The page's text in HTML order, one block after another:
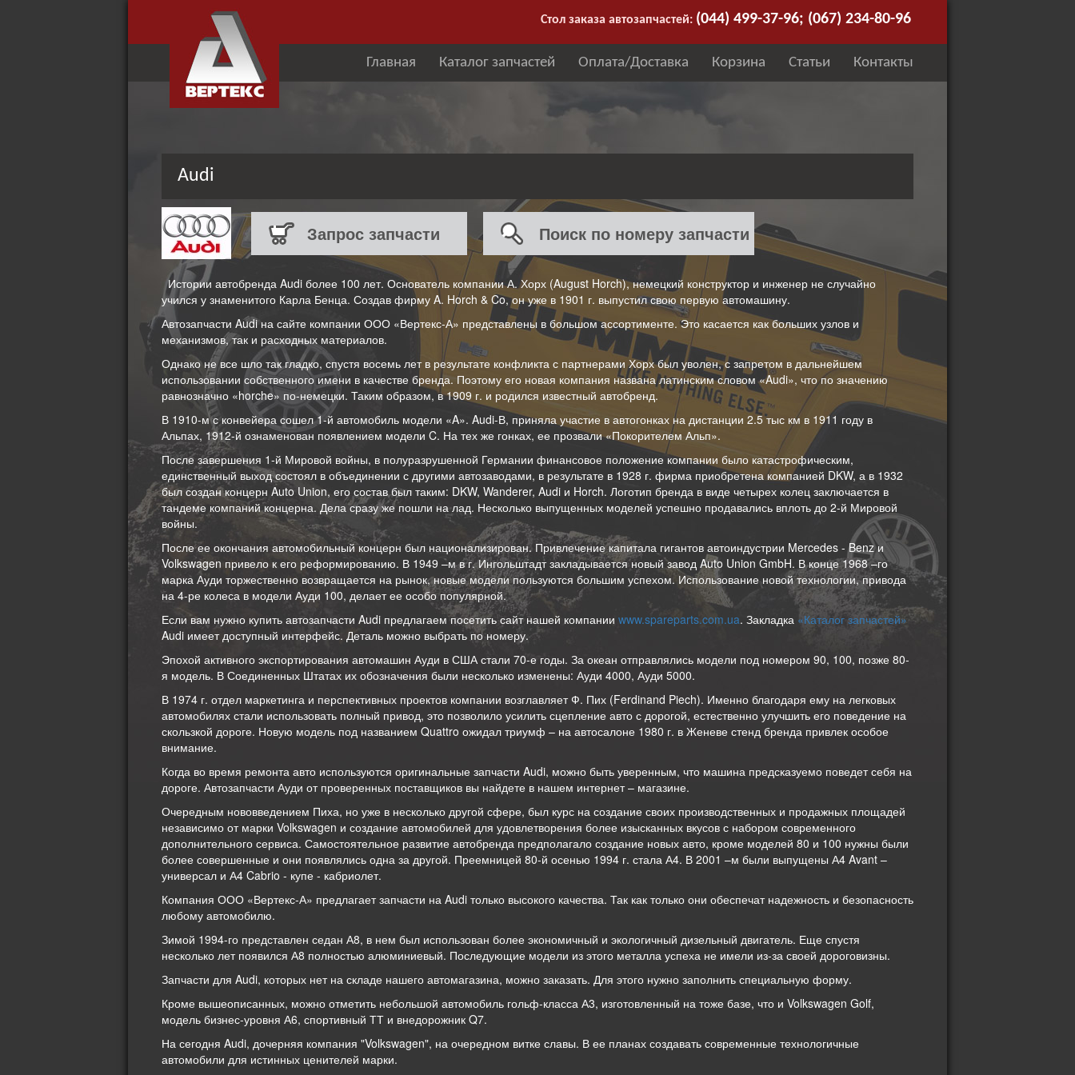
Стол заказа автозапчастей: (044) 499-37-96; (067) 234-80-96
Главная Каталог запчастей Оплата/Доставка Корзина Статьи Контакты
Audi
Запрос запчасти Поиск по номеру запчасти
Истории автобренда Audi более 100 лет. Основатель компании А. Хорх (August Horch), немецкий конструктор и инженер не случайно
учился у знаменитого Карла Бенца. Создав фирму A. Horch & Co, он уже в 1901 г. выпустил свою первую автомашину.
Автозапчасти Audi на сайте компании ООО «Вертекс-А» представлены в большом ассортименте. Это касается как больших узлов и
механизмов, так и расходных материалов.
Однако не все шло так гладко, спустя восемь лет в результате конфликта с партнерами Хорх был уволен, с запретом в дальнейшем
использовании собственного имени в качестве бренда. Поэтому его новая компания названа латинским словом «Audi», что по значению
равнозначно «horche» по-немецки. Таким образом, в 1909 г. и родился известный автобренд.
В 1910-м с конвейера сошел 1-й автомобиль модели «A». Audi-В, приняла участие в автогонках на дистанции 2.5 тыс км в 1911 году в
Альпах, 1912-й ознаменован появлением модели C. На тех же гонках, ее прозвали «Покорителем Альп».
После завершения 1-й Мировой войны, в полуразрушенной Германии финансовое положение компании было катастрофическим,
единственный выход состоял в объединении с другими автозаводами, в результате в 1928 г. фирма приобретена компанией DKW, а в 1932
был создан концерн Auto Union, его состав был таким: DKW, Wanderer, Audi и Horch. Логотип бренда в виде четырех колец заключается в
тандеме компаний концерна. Дела сразу же пошли на лад. Несколько выпущенных моделей успешно продавались вплоть до 2-й Мировой
войны.
После ее окончания автомобильный концерн был национализирован. Привлечение капитала гигантов автоиндустрии Mercedes - Benz и
Volkswagen привело к его реформированию. В 1949 –м в г. Ингольштадт закладывается новый завод Auto Union GmbH. В конце 1968 –го
марка Ауди торжественно возвращается на рынок, новые модели пользуются большим успехом. Использование новой технологии, привода
на 4-ре колеса в модели Ауди 100, делает ее особо популярной.
Если вам нужно купить автозапчасти Audi предлагаем посетить сайт нашей компании www.spareparts.com.ua. Закладка «Каталог запчастей»
Audi имеет доступный интерфейс. Деталь можно выбрать по номеру.
Эпохой активного экспортирования автомашин Ауди в США стали 70-е годы. За океан отправлялись модели под номером 90, 100, позже 80-
я модель. В Соединенных Штатах их обозначения были несколько изменены: Ауди 4000, Ауди 5000.
В 1974 г. отдел маркетинга и перспективных проектов компании возглавляет Ф. Пих (Ferdinand Piech). Именно благодаря ему на легковых
автомобилях стали использовать полный привод, это позволило усилить сцепление авто с дорогой, естественно улучшить его поведение на
скользкой дороге. Новую модель под названием Quattro ожидал триумф – на автосалоне 1980 г. в Женеве стенд бренда привлек особое
внимание.
Когда во время ремонта авто используются оригинальные запчасти Audi, можно быть уверенным, что машина предсказуемо поведет себя на
дороге. Автозапчасти Ауди от проверенных поставщиков вы найдете в нашем интернет – магазине.
Очередным нововведением Пиха, но уже в несколько другой сфере, был курс на создание своих производственных и продажных площадей
независимо от марки Volkswagen и создание автомобилей для удовлетворения более изысканных вкусов с набором современного
дополнительного сервиса. Самостоятельное развитие автобренда предполагало создание новых авто, кроме моделей 80 и 100 нужны были
более совершенные и они появлялись одна за другой. Преемницей 80-й осенью 1994 г. стала А4. В 2001 –м были выпущены А4 Avant –
универсал и А4 Cabrio - купе - кабриолет.
Компания ООО «Вертекс-А» предлагает запчасти на Audi только высокого качества. Так как только они обеспечат надежность и безопасность
любому автомобилю.
Зимой 1994-го представлен седан А8, в нем был использован более экономичный и экологичный дизельный двигатель. Еще спустя
несколько лет появился А8 полностью алюминиевый. Последующие модели из этого металла успеха не имели из-за своей дороговизны.
Запчасти для Audi, которых нет на складе нашего автомагазина, можно заказать. Для этого нужно заполнить специальную форму.
Кроме вышеописанных, можно отметить небольшой автомобиль гольф-класса А3, изготовленный на тоже базе, что и Volkswagen Golf,
модель бизнес-уровня А6, спортивный ТТ и внедорожник Q7.
На сегодня Audi, дочерняя компания "Volkswagen", на очередном витке славы. В ее планах создавать современные технологичные
автомобили для истинных ценителей марки.